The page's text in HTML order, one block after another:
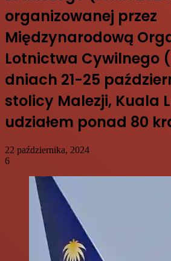
organizowanej przez
Międzynarodową
Lotnictwa Cywilnego
dniach 21-25
stolicy Malezji, Kuala
udziałem ponad 80
22 października, 2024
6